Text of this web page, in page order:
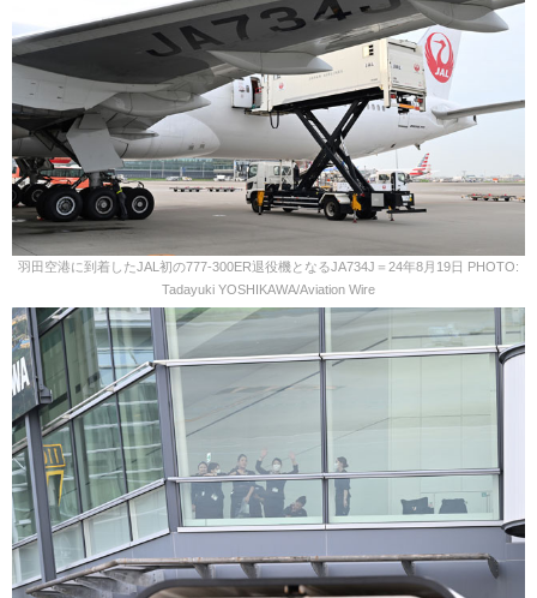
羽田空港に到着したJAL初の777-300ER退役機となるJA734J＝24年8月19日 PHOTO:
Tadayuki YOSHIKAWA/Aviation Wire